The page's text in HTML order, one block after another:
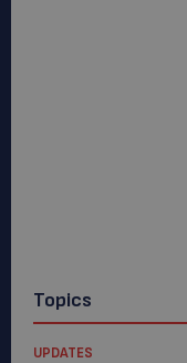
Topics
UPDATES